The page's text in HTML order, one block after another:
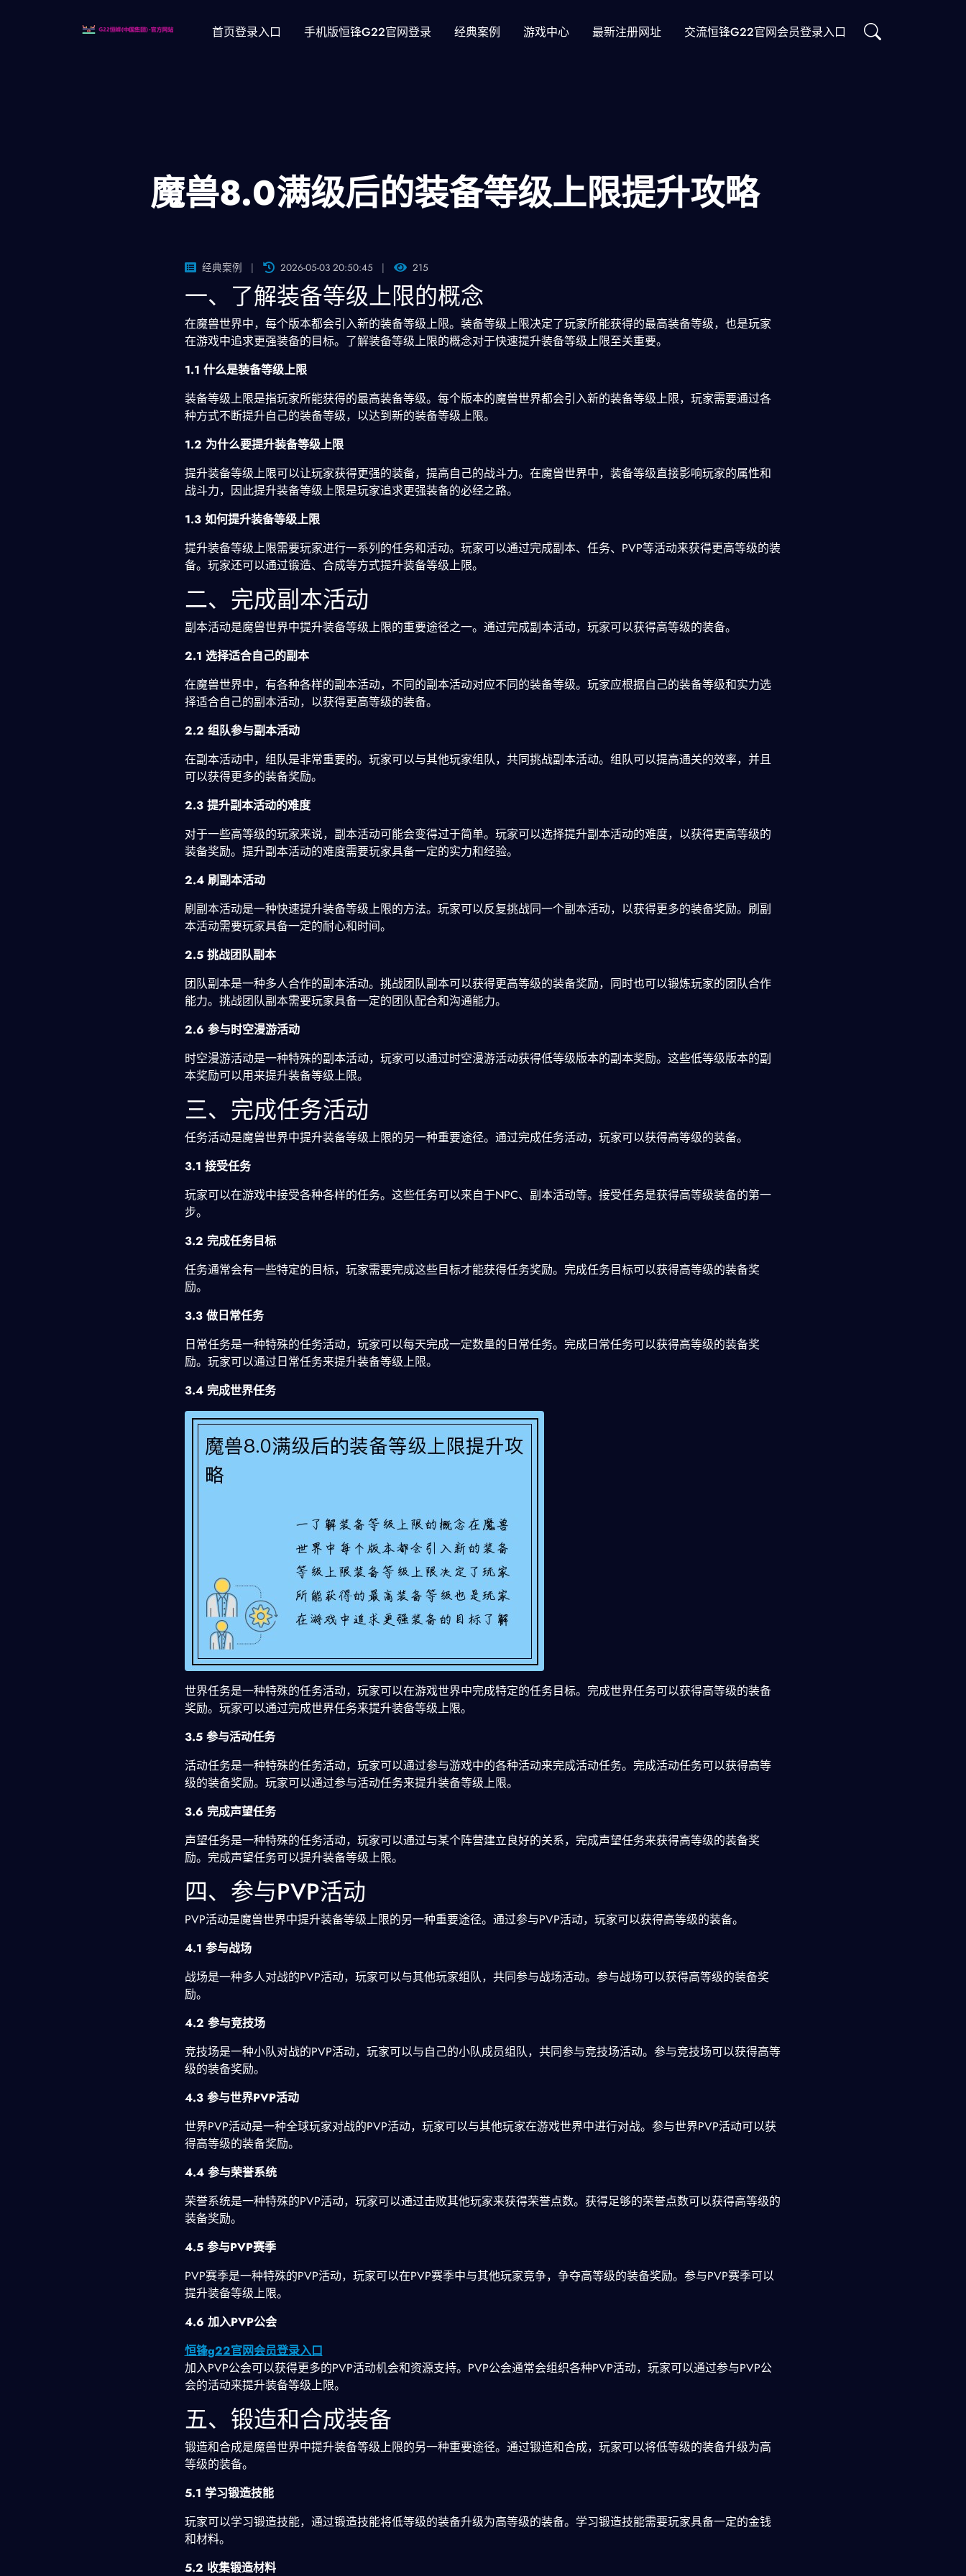
首页登录入口 手机版恒锋g22官网登录 经典案例 游戏中心 最新注册网址 交流恒锋g22官网会员登录入口
魔兽8.0满级后的装备等级上限提升攻略
经典案例 2026-05-03 20:50:45 215
一、了解装备等级上限的概念
在魔兽世界中，每个版本都会引入新的装备等级上限。装备等级上限决定了玩家所能获得的最高装备等级，也是玩家
在游戏中追求更强装备的目标。了解装备等级上限的概念对于快速提升装备等级上限至关重要。
1.1 什么是装备等级上限
装备等级上限是指玩家所能获得的最高装备等级。每个版本的魔兽世界都会引入新的装备等级上限，玩家需要通过各
种方式不断提升自己的装备等级，以达到新的装备等级上限。
1.2 为什么要提升装备等级上限
提升装备等级上限可以让玩家获得更强的装备，提高自己的战斗力。在魔兽世界中，装备等级直接影响玩家的属性和
战斗力，因此提升装备等级上限是玩家追求更强装备的必经之路。
1.3 如何提升装备等级上限
提升装备等级上限需要玩家进行一系列的任务和活动。玩家可以通过完成副本、任务、PVP等活动来获得更高等级的装
备。玩家还可以通过锻造、合成等方式提升装备等级上限。
二、完成副本活动
副本活动是魔兽世界中提升装备等级上限的重要途径之一。通过完成副本活动，玩家可以获得高等级的装备。
2.1 选择适合自己的副本
在魔兽世界中，有各种各样的副本活动，不同的副本活动对应不同的装备等级。玩家应根据自己的装备等级和实力选
择适合自己的副本活动，以获得更高等级的装备。
2.2 组队参与副本活动
在副本活动中，组队是非常重要的。玩家可以与其他玩家组队，共同挑战副本活动。组队可以提高通关的效率，并且
可以获得更多的装备奖励。
2.3 提升副本活动的难度
对于一些高等级的玩家来说，副本活动可能会变得过于简单。玩家可以选择提升副本活动的难度，以获得更高等级的
装备奖励。提升副本活动的难度需要玩家具备一定的实力和经验。
2.4 刷副本活动
刷副本活动是一种快速提升装备等级上限的方法。玩家可以反复挑战同一个副本活动，以获得更多的装备奖励。刷副
本活动需要玩家具备一定的耐心和时间。
2.5 挑战团队副本
团队副本是一种多人合作的副本活动。挑战团队副本可以获得更高等级的装备奖励，同时也可以锻炼玩家的团队合作
能力。挑战团队副本需要玩家具备一定的团队配合和沟通能力。
2.6 参与时空漫游活动
时空漫游活动是一种特殊的副本活动，玩家可以通过时空漫游活动获得低等级版本的副本奖励。这些低等级版本的副
本奖励可以用来提升装备等级上限。
三、完成任务活动
任务活动是魔兽世界中提升装备等级上限的另一种重要途径。通过完成任务活动，玩家可以获得高等级的装备。
3.1 接受任务
玩家可以在游戏中接受各种各样的任务。这些任务可以来自于NPC、副本活动等。接受任务是获得高等级装备的第一
步。
3.2 完成任务目标
任务通常会有一些特定的目标，玩家需要完成这些目标才能获得任务奖励。完成任务目标可以获得高等级的装备奖
励。
3.3 做日常任务
日常任务是一种特殊的任务活动，玩家可以每天完成一定数量的日常任务。完成日常任务可以获得高等级的装备奖
励。玩家可以通过日常任务来提升装备等级上限。
3.4 完成世界任务
世界任务是一种特殊的任务活动，玩家可以在游戏世界中完成特定的任务目标。完成世界任务可以获得高等级的装备
奖励。玩家可以通过完成世界任务来提升装备等级上限。
3.5 参与活动任务
活动任务是一种特殊的任务活动，玩家可以通过参与游戏中的各种活动来完成活动任务。完成活动任务可以获得高等
级的装备奖励。玩家可以通过参与活动任务来提升装备等级上限。
3.6 完成声望任务
声望任务是一种特殊的任务活动，玩家可以通过与某个阵营建立良好的关系，完成声望任务来获得高等级的装备奖
励。完成声望任务可以提升装备等级上限。
四、参与PVP活动
PVP活动是魔兽世界中提升装备等级上限的另一种重要途径。通过参与PVP活动，玩家可以获得高等级的装备。
4.1 参与战场
战场是一种多人对战的PVP活动，玩家可以与其他玩家组队，共同参与战场活动。参与战场可以获得高等级的装备奖
励。
4.2 参与竞技场
竞技场是一种小队对战的PVP活动，玩家可以与自己的小队成员组队，共同参与竞技场活动。参与竞技场可以获得高等
级的装备奖励。
4.3 参与世界PVP活动
世界PVP活动是一种全球玩家对战的PVP活动，玩家可以与其他玩家在游戏世界中进行对战。参与世界PVP活动可以获
得高等级的装备奖励。
4.4 参与荣誉系统
荣誉系统是一种特殊的PVP活动，玩家可以通过击败其他玩家来获得荣誉点数。获得足够的荣誉点数可以获得高等级的
装备奖励。
4.5 参与PVP赛季
PVP赛季是一种特殊的PVP活动，玩家可以在PVP赛季中与其他玩家竞争，争夺高等级的装备奖励。参与PVP赛季可以
提升装备等级上限。
4.6 加入PVP公会
恒锋g22官网会员登录入口
加入PVP公会可以获得更多的PVP活动机会和资源支持。PVP公会通常会组织各种PVP活动，玩家可以通过参与PVP公
会的活动来提升装备等级上限。
五、锻造和合成装备
锻造和合成是魔兽世界中提升装备等级上限的另一种重要途径。通过锻造和合成，玩家可以将低等级的装备升级为高
等级的装备。
5.1 学习锻造技能
玩家可以学习锻造技能，通过锻造技能将低等级的装备升级为高等级的装备。学习锻造技能需要玩家具备一定的金钱
和材料。
5.2 收集锻造材料